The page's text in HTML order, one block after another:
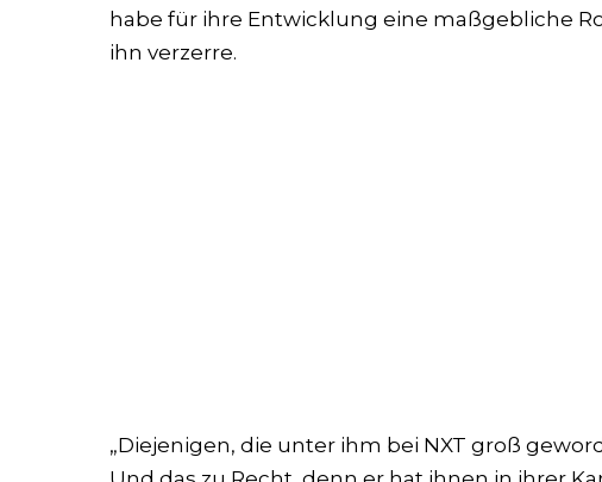
habe für ihre Entwicklung eine maßgebliche
ihn verzerre.
„Diejenigen, die unter ihm bei NXT groß